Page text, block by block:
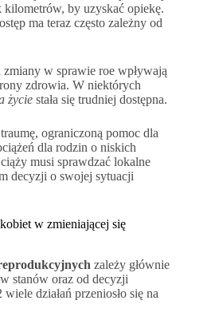
kilometrów, by uzyskać opiekę.
ma teraz często zależny od
w sprawie roe wpływają
zdrowia. W niektórych
życie stała się trudniej dostępna.
ograniczoną pomoc dla
dla rodzin o niskich
musi sprawdzać lokalne
decyzji o swojej sytuacji
w zmieniającej się
zależy głównie
stanów oraz od decyzji
działań przeniosło się na